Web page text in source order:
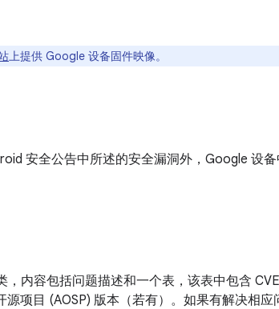
上提供 Google 设备固件映像。
安全公告中所述的安全漏洞外，Google 设
，内容包括问题描述和一个表，该表中包含
源项目 (AOSP) 版本（若有）。如果有解决相